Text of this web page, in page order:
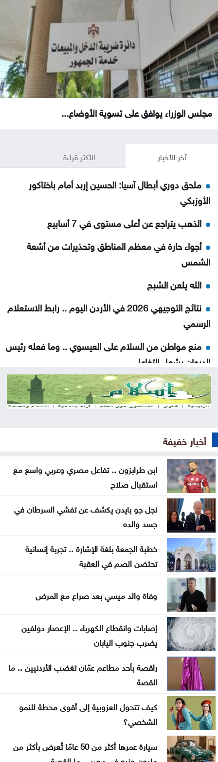
مجلس الوزراء يوافق على تسوية الأوضاع...
آخر الأخبار الأكثر قراءة
ملحق دوري أبطال آسيا: الحسين إربد أمام باختاكور
الأوزبكي
الذهب يتراجع عن أعلى مستوى في 7 أسابيع
أجواء حارة في معظم المناطق وتحذيرات من أشعة
الشمس
الله يلعن الشبح
نتائج التوجيهي 2026 في الأردن اليوم .. رابط الاستعلام
الرسمي
منع مواطن من السلام على العيسوي .. وما فعله رئيس
الديوان يشعل التفاعل
حشد أكثر من مئتي عنصر إطفاء لإخماد حريق في جنوب
فرنسا
على ميناء المخا
غزة .. إصابة 7 فلسطينيين بإطلاق نار إسرائيلي الأحد
إيران .. تعيين محسن رضائي أمينا عاما للمجلس الأعلى
للأمن القومي
القناة 13: خلافات تل أبيب وواشنطن تتعمق بشأن إنهاء
القتال في 3 جبهات
ترمب: نراقب إيران اقتصادياً ونؤجل أي تحرك عسكري
كبير
الحيصة: أراضي مشروع سكة العقبة ستسجل باسم
خزينة الدولة
صورة تختصر حكاية إنجاز .. وحفل سيبقى محفورا في
ذاكرة جامعة آل البيت
حين لا يعود القمع ضروريًا: كيف تُنتَج اللامبالاة
السياسية؟
أخبار خفيفة
ابن طرابزون .. تفاعل مصري وعربي واسع مع
استقبال صلاح
نجل جو بايدن يكشف عن تفشي السرطان في
جسد والده
خطبة الجمعة بلغة الإشارة .. تجربة إنسانية
تحتضن الصم في العقبة
وفاة والد ميسي بعد صراع مع المرض
إصابات وانقطاع الكهرباء .. الإعصار دولفين
يضرب جنوب اليابان
راقصة بأحد مطاعم عمّان تغضب الأردنيين .. ما
القصة
كيف تتحول العزوبية إلى أقوى محطة للنمو
الشخصي؟
سيارة عمرها أكثر من 50 عامًا تُعرض بأكثر من